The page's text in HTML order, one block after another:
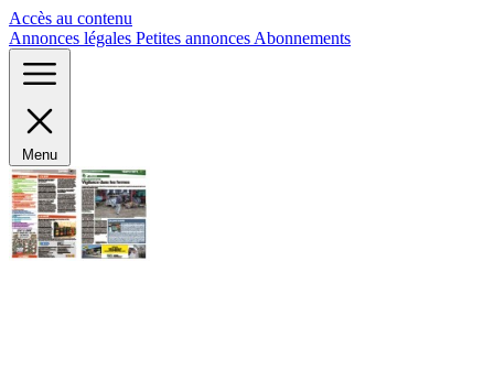
Accès au contenu
Annonces légales Petites annonces Abonnements
Menu
Panneau de gestion des cookies